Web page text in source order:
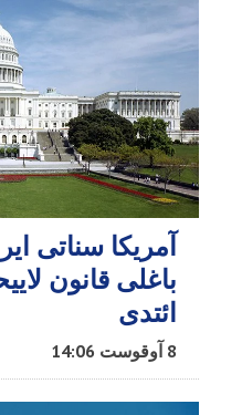
آمریکا سناتی
باغلی قانون
ائتدی
8 آوقوست 14:06